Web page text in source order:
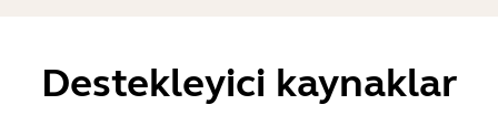
Destekleyici kaynaklar